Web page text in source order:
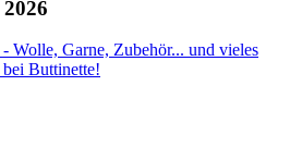
Wolle, Garne, Zubehör... und vieles
bei Buttinette!